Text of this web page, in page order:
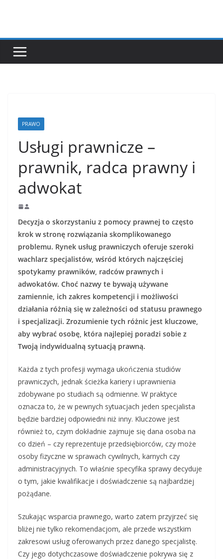
PRAWO
Usługi prawnicze –
prawnik, radca prawny i
adwokat
Decyzja o skorzystaniu z pomocy prawnej to często
krok w stronę rozwiązania skomplikowanego
problemu. Rynek usług prawniczych oferuje szeroki
wachlarz specjalistów, wśród których najczęściej
spotykamy prawników, radców prawnych i
adwokatów. Choć nazwy te bywają używane
zamiennie, ich zakres kompetencji i możliwości
działania różnią się w zależności od statusu prawnego
i specjalizacji. Zrozumienie tych różnic jest kluczowe,
aby wybrać osobę, która najlepiej poradzi sobie z
Twoją indywidualną sytuacją prawną.
Każda z tych profesji wymaga ukończenia studiów
prawniczych, jednak ścieżka kariery i uprawnienia
zdobywane po studiach są odmienne. W praktyce
oznacza to, że w pewnych sytuacjach jeden specjalista
będzie bardziej odpowiedni niż inny. Kluczowe jest
również to, czym dokładnie zajmuje się dana osoba na
co dzień – czy reprezentuje przedsiębiorców, czy może
osoby fizyczne w sprawach cywilnych, karnych czy
administracyjnych. To właśnie specyfika sprawy decyduje
o tym, jakie kwalifikacje i doświadczenie są najbardziej
pożądane.
Szukając wsparcia prawnego, warto zatem przyjrzeć się
bliżej nie tylko rekomendacjom, ale przede wszystkim
zakresowi usług oferowanych przez danego specjalistę.
Czy jego dotychczasowe doświadczenie pokrywa się z